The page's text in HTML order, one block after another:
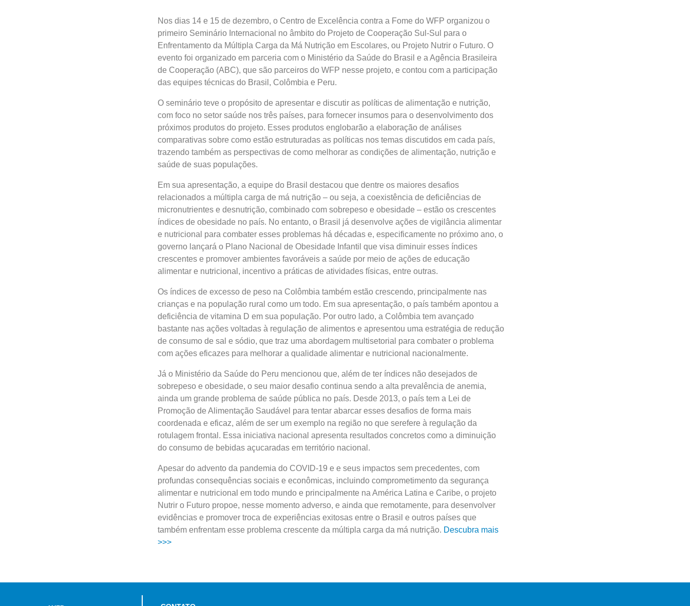
Nos dias 14 e 15 de dezembro, o Centro de Excelência contra a Fome do WFP organizou o
primeiro Seminário Internacional no âmbito do Projeto de Cooperação Sul-Sul para o
Enfrentamento da Múltipla Carga da Má Nutrição em Escolares, ou Projeto Nutrir o Futuro. O
evento foi organizado em parceria com o Ministério da Saúde do Brasil e a Agência Brasileira
de Cooperação (ABC), que são parceiros do WFP nesse projeto, e contou com a participação
das equipes técnicas do Brasil, Colômbia e Peru.
O seminário teve o propósito de apresentar e discutir as políticas de alimentação e nutrição,
com foco no setor saúde nos três países, para fornecer insumos para o desenvolvimento dos
próximos produtos do projeto. Esses produtos englobarão a elaboração de análises
comparativas sobre como estão estruturadas as políticas nos temas discutidos em cada país,
trazendo também as perspectivas de como melhorar as condições de alimentação, nutrição e
saúde de suas populações.
Em sua apresentação, a equipe do Brasil destacou que dentre os maiores desafios
relacionados a múltipla carga de má nutrição – ou seja, a coexistência de deficiências de
micronutrientes e desnutrição, combinado com sobrepeso e obesidade – estão os crescentes
índices de obesidade no país. No entanto, o Brasil já desenvolve ações de vigilância alimentar
e nutricional para combater esses problemas há décadas e, especificamente no próximo ano, o
governo lançará o Plano Nacional de Obesidade Infantil que visa diminuir esses índices
crescentes e promover ambientes favoráveis a saúde por meio de ações de educação
alimentar e nutricional, incentivo a práticas de atividades físicas, entre outras.
Os índices de excesso de peso na Colômbia também estão crescendo, principalmente nas
crianças e na população rural como um todo. Em sua apresentação, o país também apontou a
deficiência de vitamina D em sua população. Por outro lado, a Colômbia tem avançado
bastante nas ações voltadas à regulação de alimentos e apresentou uma estratégia de redução
de consumo de sal e sódio, que traz uma abordagem multisetorial para combater o problema
com ações eficazes para melhorar a qualidade alimentar e nutricional nacionalmente.
Já o Ministério da Saúde do Peru mencionou que, além de ter índices não desejados de
sobrepeso e obesidade, o seu maior desafio continua sendo a alta prevalência de anemia,
ainda um grande problema de saúde pública no país. Desde 2013, o país tem a Lei de
Promoção de Alimentação Saudável para tentar abarcar esses desafios de forma mais
coordenada e eficaz, além de ser um exemplo na região no que serefere à regulação da
rotulagem frontal. Essa iniciativa nacional apresenta resultados concretos como a diminuição
do consumo de bebidas açucaradas em território nacional.
Apesar do advento da pandemia do COVID-19 e e seus impactos sem precedentes, com
profundas consequências sociais e econômicas, incluindo comprometimento da segurança
alimentar e nutricional em todo mundo e principalmente na América Latina e Caribe, o projeto
Nutrir o Futuro propoe, nesse momento adverso, e ainda que remotamente, para desenvolver
evidências e promover troca de experiências exitosas entre o Brasil e outros países que
também enfrentam esse problema crescente da múltipla carga da má nutrição. Descubra mais
>>>